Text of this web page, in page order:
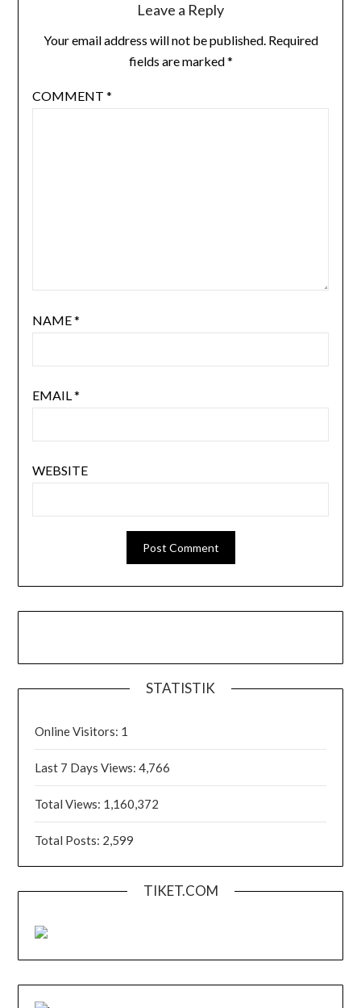
Leave a Reply
Your email address will not be published. Required
fields are marked*
COMMENT *
NAME*
EMAIL*
WEBSITE
STATISTIK
Online Visitors: 1
Last 7 Days Views:4,766
Total Views: 1,160,372
Total Posts: 2,599
TIKET.COM